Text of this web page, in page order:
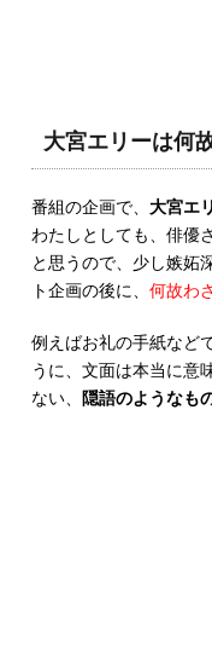
大宮エリーは何
番組の企画で、 大宮エ
わたしとしても、俳優
と思うので、少し嫉妬
ト企画の後に、 何故わ
例えばお礼の手紙など
うに、文面は本当に意
ない、 隠語のようなも